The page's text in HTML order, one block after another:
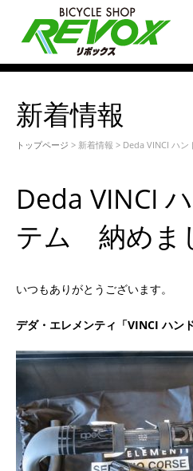
新着情報
トップページ > 新着情報 > Deda VINCI ハ
Deda VINCI
テム 納めま
いつもありがとうございます。
デダ・エレメンティ「VINCI ハン